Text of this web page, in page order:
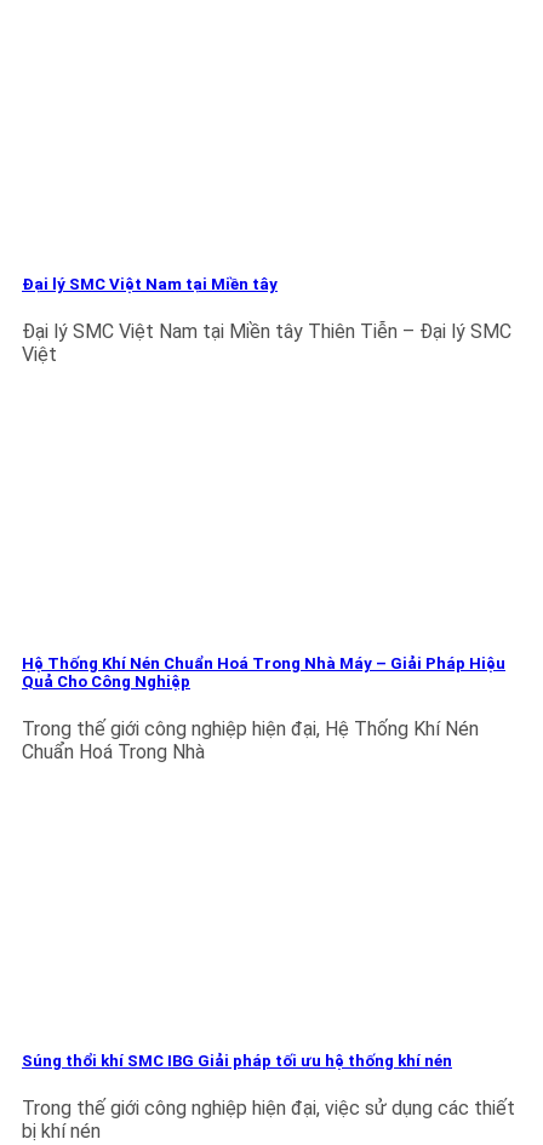
Đại lý SMC Việt Nam tại Miền tây
Đại lý SMC Việt Nam tại Miền tây Thiên Tiễn – Đại lý SMC
Việt
Hệ Thống Khí Nén Chuẩn Hoá Trong Nhà Máy – Giải Pháp Hiệu
Quả Cho Công Nghiệp
Trong thế giới công nghiệp hiện đại, Hệ Thống Khí Nén
Chuẩn Hoá Trong Nhà
Súng thổi khí SMC IBG Giải pháp tối ưu hệ thống khí nén
Trong thế giới công nghiệp hiện đại, việc sử dụng các thiết
bị khí nén